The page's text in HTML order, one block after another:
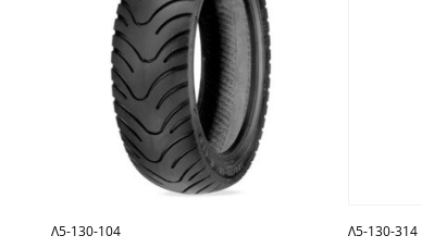
Λ5-130-104 Λ5-130-314